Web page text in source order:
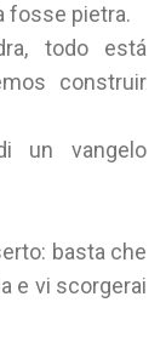
fosse pietra.
todo está
construir
un vangelo
basta che
e vi scorgerai